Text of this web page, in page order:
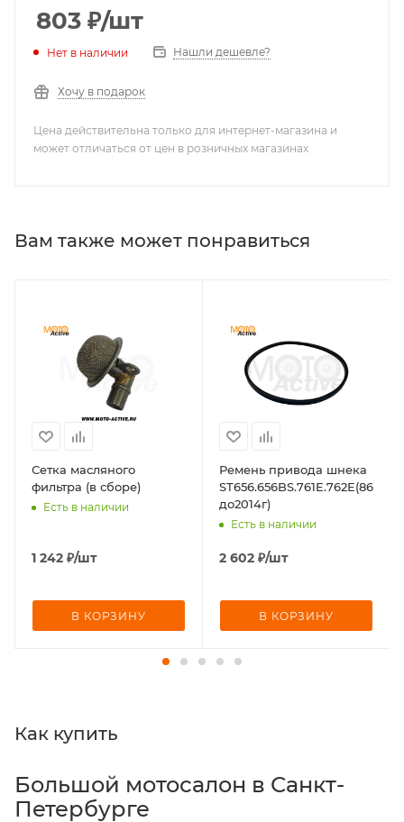
803 ₽/шт
Нет в наличии Нашли дешевле?
Хочу в подарок
Цена действительна только для интернет-магазина и
может отличаться от цен в розничных магазинах
Вам также может понравиться
Сетка масляного
фильтра (в сборе)
Есть в наличии
1 242 ₽/шт
В КОРЗИНУ
Ремень привода шнека
ST656.656BS.761E.762E(861BS
до2014г)
Есть в наличии
2 602 ₽/шт
В КОРЗИНУ
Как купить
Большой мотосалон в Санкт-
Петербурге